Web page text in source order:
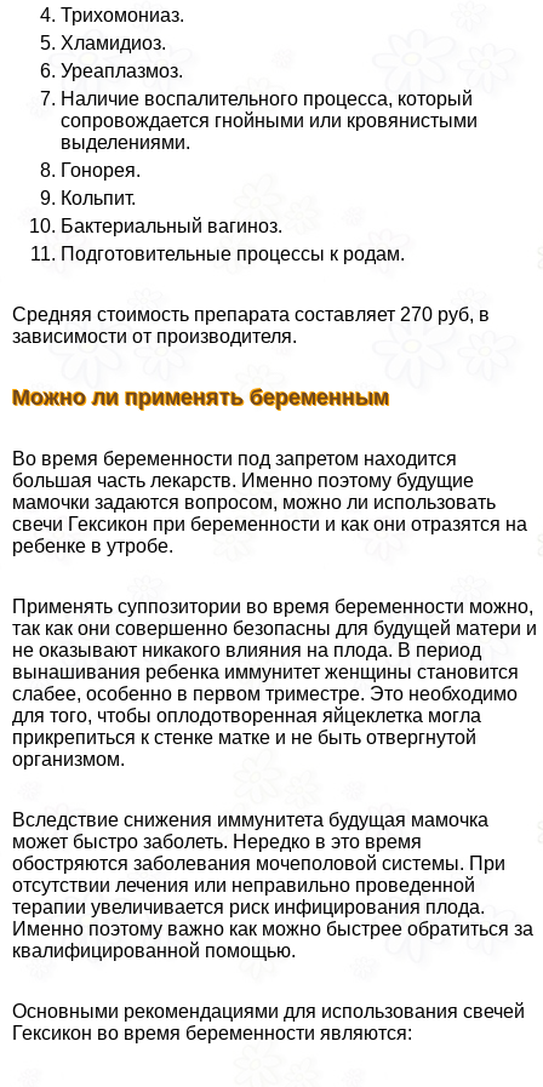
Трихомониаз.
Хламидиоз.
Уреаплазмоз.
Наличие воспалительного процесса, который
сопровождается гнойными или кровянистыми
выделениями.
Гонорея.
Кольпит.
Бактериальный вaгиноз.
Подготовительные процессы к родам.
Средняя стоимость препарата составляет 270 руб, в
зависимости от производителя.
Можно ли применять беременным
Во время беременности под запретом находится
большая часть лекарств. Именно поэтому будущие
мамочки задаются вопросом, можно ли использовать
свечи Гексикон при беременности и как они отразятся на
ребенке в утробе.
Применять суппозитории во время беременности можно,
так как они совершенно безопасны для будущей матери и
не оказывают никакого влияния на плода. В период
вынашивания ребенка иммунитет женщины становится
слабее, особенно в первом триместре. Это необходимо
для того, чтобы оплодотворенная яйцеклетка могла
прикрепиться к стенке матке и не быть отвергнутой
организмом.
Вследствие снижения иммунитета будущая мамочка
может быстро заболеть. Нередко в это время
обостряются заболевания мочепoлoвoй системы. При
отсутствии лечения или неправильно проведенной
терапии увеличивается риск инфицирования плода.
Именно поэтому важно как можно быстрее обратиться за
квалифицированной помощью.
Основными рекомендациями для использования свечей
Гексикон во время беременности являются: